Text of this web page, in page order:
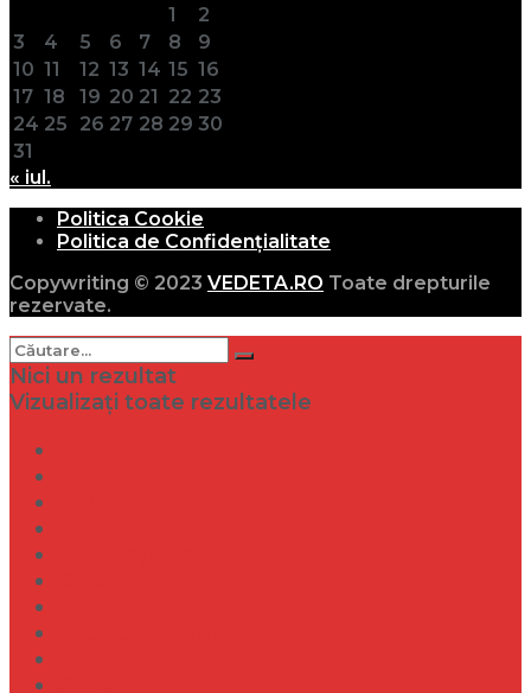
1
2
3
4 5 6 7 8
9
10 11 12 13 14 15 16
17 18 19 20 21 22 23
24 25 26 27 28 29 30
31
« iul.
Politica Cookie
Politica de Confidențialitate
Copywriting © 2023 VEDETA.RO Toate drepturile
rezervate.
Nici un rezultat
Vizualizați toate rezultatele